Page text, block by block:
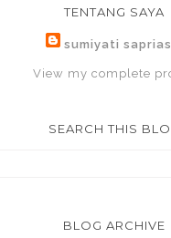
TENTANG SAYA
sumiyati
View my complete
SEARCH THIS
BLOG ARCHIVE